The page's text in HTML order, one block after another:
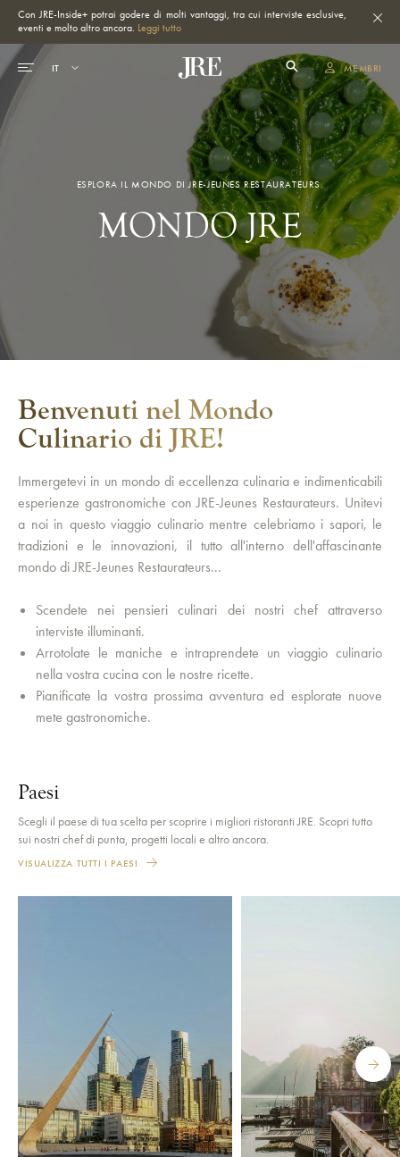
Con JRE-Inside+ potrai godere di molti vantaggi, tra cui interviste esclusive,
eventi e molto altro ancora. Leggi tutto
MEMBRI
ESPLORA IL MONDO DI JRE-JEUNES RESTAURATEURS.
MONDO JRE
Benvenuti nel Mondo
Culinario di JRE!
Immergetevi in un mondo di eccellenza culinaria e indimenticabili
esperienze gastronomiche con JRE-Jeunes Restaurateurs. Unitevi
a noi in questo viaggio culinario mentre celebriamo i sapori, le
tradizioni e le innovazioni, il tutto all'interno dell'affascinante
mondo di JRE-Jeunes Restaurateurs...
Scendete nei pensieri culinari dei nostri chef attraverso
interviste illuminanti.
Arrotolate le maniche e intraprendete un viaggio culinario
nella vostra cucina con le nostre ricette.
Pianificate la vostra prossima avventura ed esplorate nuove
mete gastronomiche.
Paesi
Scegli il paese di tua scelta per scoprire i migliori ristoranti JRE. Scopri tutto
sui nostri chef di punta, progetti locali e altro ancora.
VISUALIZZA TUTTI I PAESI